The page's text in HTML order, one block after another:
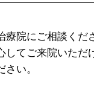
療院にご相談くだ
してご来院いただ
い。